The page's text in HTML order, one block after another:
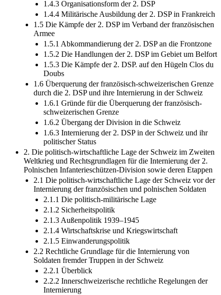
1.4.3 Organisationsform der 2. DSP
1.4.4 Militärische Ausbildung der 2. DSP in Frankreich
1.5 Die Kämpfe der 2. DSP im Verband der französischen
Armee
1.5.1 Abkommandierung der 2. DSP an die Frontzone
1.5.2 Die Handlungen der 2. DSP im Gebiet um Belfort
1.5.3 Die Kämpfe der 2. DSP. auf den Hügeln Clos du
Doubs
1.6 Überquerung der französisch-schweizerischen Grenze
durch die 2. DSP und ihre Internierung in der Schweiz
1.6.1 Gründe für die Überquerung der französisch-
schweizerischen Grenze
1.6.2 Übergang der Division in die Schweiz
1.6.3 Internierung der 2. DSP in der Schweiz und ihr
politischer Status
2. Die politisch-wirtschaftliche Lage der Schweiz im Zweiten
Weltkrieg und Rechtsgrundlagen für die Internierung der 2.
Polnischen Infanterieschützen-Division sowie deren Etappen
2.1 Die politisch-wirtschaftliche Lage der Schweiz vor der
Internierung der französischen und polnischen Soldaten
2.1.1 Die politisch-militärische Lage
2.1.2 Sicherheitspolitik
2.1.3 Außenpolitik 1939–1945
2.1.4 Wirtschaftskrise und Kriegswirtschaft
2.1.5 Einwanderungspolitik
2.2 Rechtliche Grundlage für die Internierung von
Soldaten fremder Truppen in der Schweiz
2.2.1 Überblick
2.2.2 Innerschweizerische rechtliche Regelungen der
Internierung